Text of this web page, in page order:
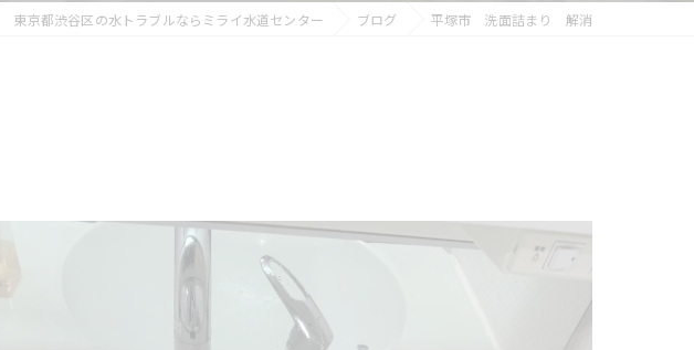
東京都渋谷区の水トラブルならミライ水道センター ブログ 平塚市 洗面詰まり 解消